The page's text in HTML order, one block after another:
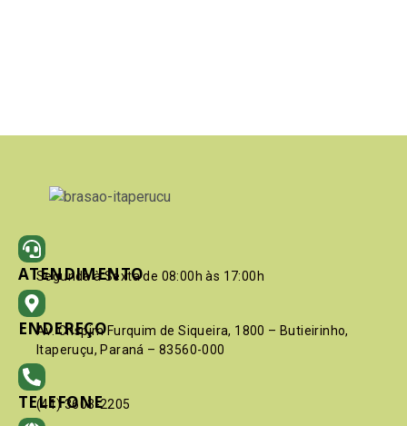
ATENDIMENTO
Segunda à Sexta de 08:00h às 17:00h
ENDEREÇO
Av. Crispim Furquim de Siqueira, 1800 – Butieirinho,
Itaperuçu, Paraná – 83560-000
TELEFONE
(41) 3603-2205